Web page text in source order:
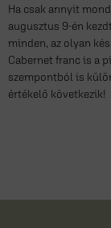
Ha csak annyit
augusztus 9-én
minden, az olyan
Cabernet franc is a
szempontból is
értékelő következik!